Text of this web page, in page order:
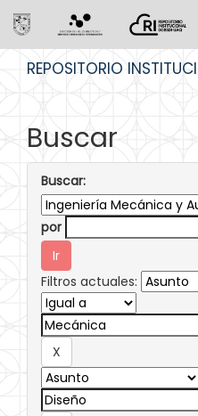
REPOSITORIO
Buscar
Buscar:
por
Filtros actuales: